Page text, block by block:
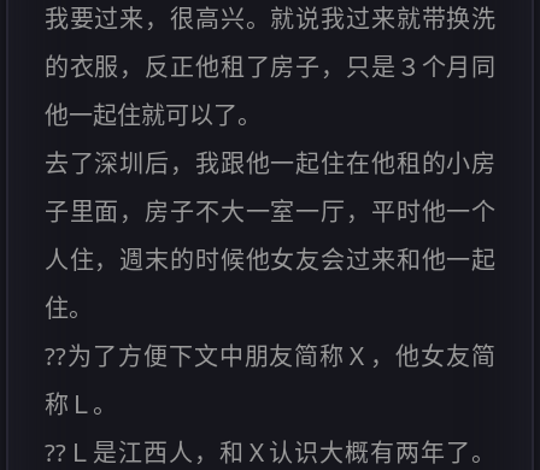
我要过来，很高兴。就说我过来就带换洗
的衣服，反正他租了房子，只是３个月同
他一起住就可以了。
去了深圳后，我跟他一起住在他租的小房
子里面，房子不大一室一厅，平时他一个
人住，週末的时候他女友会过来和他一起
住。
??为了方便下文中朋友简称Ｘ，他女友简
称Ｌ。
??Ｌ是江西人，和Ｘ认识大概有两年了。